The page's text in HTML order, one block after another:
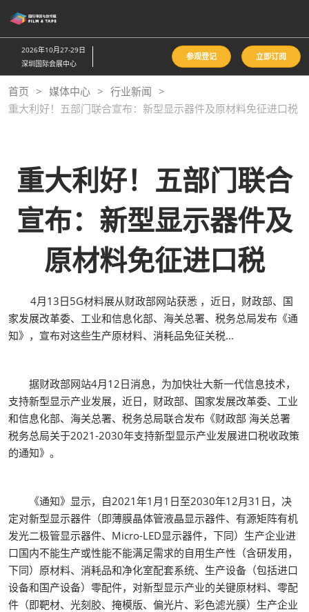
接
跳
至
内
容
2026年10月27-29日
深圳国际会展中心
参观登记 立即订阅
首页 媒体中心
行业新闻
重大利好！五部门联合宣布：新型显示器件及原材料免征进口税
重大利好！五部门联合
宣布：新型显示器件及
原材料免征进口税
4月13日5G材料展从财政部网站获悉 ，近日，财政部、国
家发展改革委、工业和信息化部、海关总署、税务总局发布《通
知》，宣布对这些生产原材料、消耗品免征关税...
据财政部网站4月12日消息，为加快壮大新一代信息技术，
支持新型显示产业发展，近日，财政部、国家发展改革委、工业
和信息化部、海关总署、税务总局联合发布《财政部 海关总署
税务总局关于2021-2030年支持新型显示产业发展进口税收政策
的通知》。
《通知》显示，自2021年1月1日至2030年12月31日，决
定对新型显示器件（即薄膜晶体管液晶显示器件、有源矩阵有机
发光二极管显示器件、Micro-LED显示器件，下同）生产企业进
口国内不能生产或性能不能满足需求的自用生产性（含研发用，
下同）原材料、消耗品和净化室配套系统、生产设备（包括进口
设备和国产设备）零配件，对新型显示产业的关键原材料、零配
件（即靶材、光刻胶、掩模版、偏光片、彩色滤光膜）生产企业